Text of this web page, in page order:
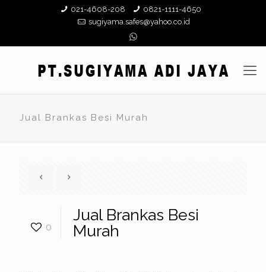
021-4608-208
0821-1111-4650
sugiyama.safes@yahoo.co.id
Jual Brankas Besi Murah
0
Jual Brankas Besi
Murah